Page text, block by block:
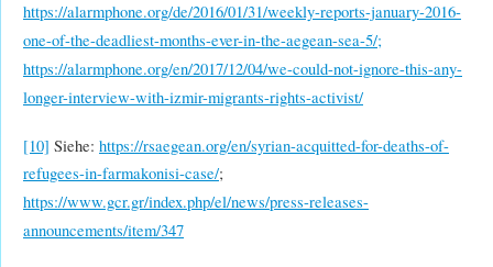
https://alarmphone.org/de/2016/01/31/weekly-reports-january-2016-
one-of-the-deadliest-months-ever-in-the-aegean-sea-5/;
https://alarmphone.org/en/2017/12/04/we-could-not-ignore-this-any-
longer-interview-with-izmir-migrants-rights-activist/
[10] Siehe: https://rsaegean.org/en/syrian-acquitted-for-deaths-of-
refugees-in-farmakonisi-case/;
https://www.gcr.gr/index.php/el/news/press-releases-
announcements/item/347